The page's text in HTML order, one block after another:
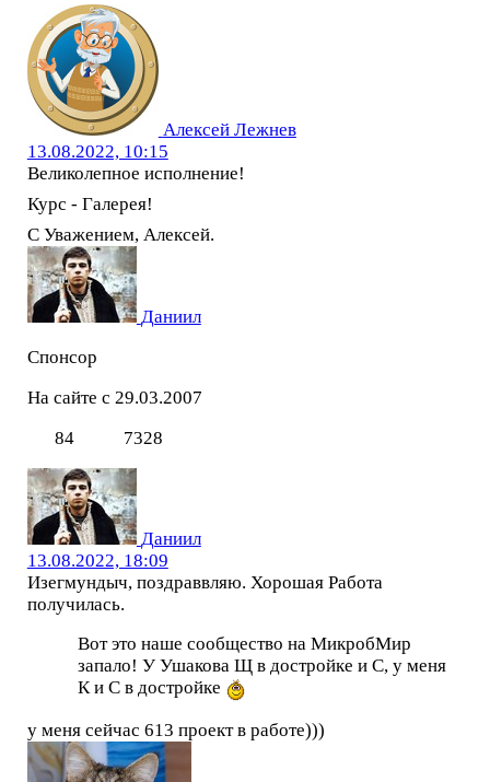
Алексей Лежнев
13.08.2022, 10:15
Великолепное исполнение!
Курс - Галерея!
С Уважением, Алексей.
Даниил
Спонсор
На сайте с 29.03.2007
84
7328
Даниил
13.08.2022, 18:09
Изегмундыч, поздраввляю. Хорошая Работа
получилась.
Вот это наше сообщество на МикробМир
запало! У Ушакова Щ в достройке и С, у меня
К и С в достройке
у меня сейчас 613 проект в работе)))